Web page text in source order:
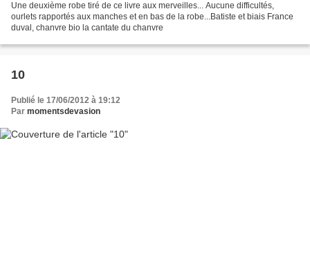
Une deuxième robe tiré de ce livre aux merveilles... Aucune difficultés,
ourlets rapportés aux manches et en bas de la robe...Batiste et biais France
duval, chanvre bio la cantate du chanvre
10
Publié le 17/06/2012 à 19:12
Par momentsdevasion